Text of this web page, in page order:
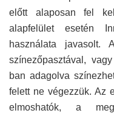
előtt alaposan fel
alapfelület esetén
használata javasolt.
színezőpasztával,
ban adagolva
felett ne végezzük. Az
elmoshatók, a